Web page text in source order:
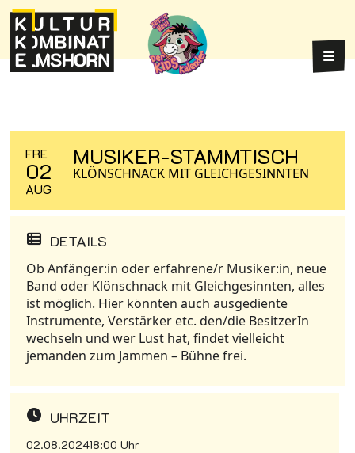
Weiter zum Inhalt
Weiter zum Fuß der Seite
FRE
02
AUG
MUSIKER-STAMMTISCH
KLÖNSCHNACK MIT GLEICHGESINNTEN
DETAILS
Ob Anfänger:in oder erfahrene/r Musiker:in, neue
Band oder Klönschnack mit Gleichgesinnten, alles
ist möglich. Hier könnten auch ausgediente
Instrumente, Verstärker etc. den/die BesitzerIn
wechseln und wer Lust hat, findet vielleicht
jemanden zum Jammen – Bühne frei.
UHRZEIT
02.08.202418:00 Uhr